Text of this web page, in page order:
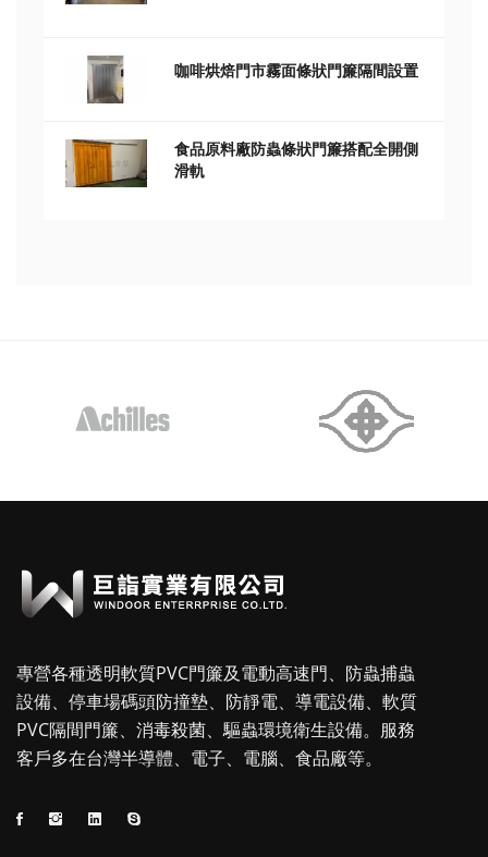
咖啡烘焙門市霧面條狀門簾隔間設置
食品原料廠防蟲條狀門簾搭配全開側
滑軌
專營各種透明軟質PVC門簾及電動高速門、防蟲捕蟲
設備、停車場碼頭防撞墊、防靜電、導電設備、軟質
PVC隔間門簾、消毒殺菌、驅蟲環境衛生設備。服務
客戶多在台灣半導體、電子、電腦、食品廠等。